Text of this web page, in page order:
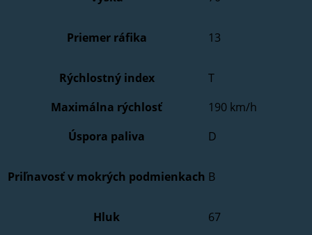
Priemer ráfika 13
Rýchlostný index
T
Maximálna rýchlosť
190 km/h
Úspora paliva
D
Priľnavosť v mokrých podmienkach B
Hluk 67